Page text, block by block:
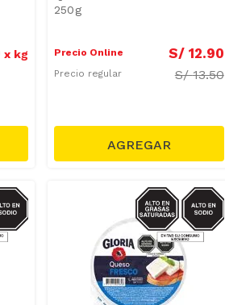
x kg
250g
Precio Online S/ 12.90
Precio regular S/13.50
SODIO/GRASAS-
SAT